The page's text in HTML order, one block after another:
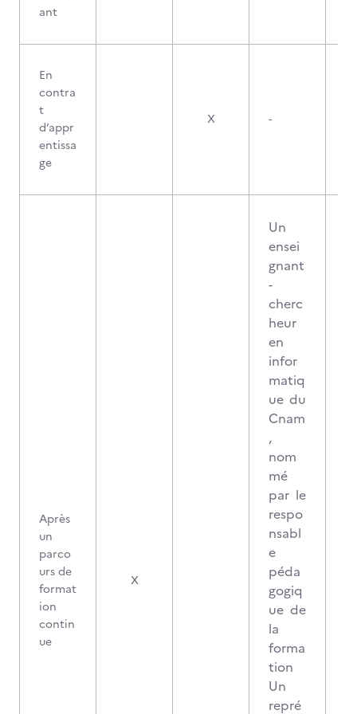
ant
En
contra
t
d’appr
entissa
ge
X -
Après
un
parco
urs de
format
ion
contin
ue
X
Un
ensei
gnant
-
cherc
heur
en
infor
matiq
ue du
Cnam
,
nom
mé
par le
respo
nsabl
e
péda
gogiq
ue de
la
forma
tion
Un
repré